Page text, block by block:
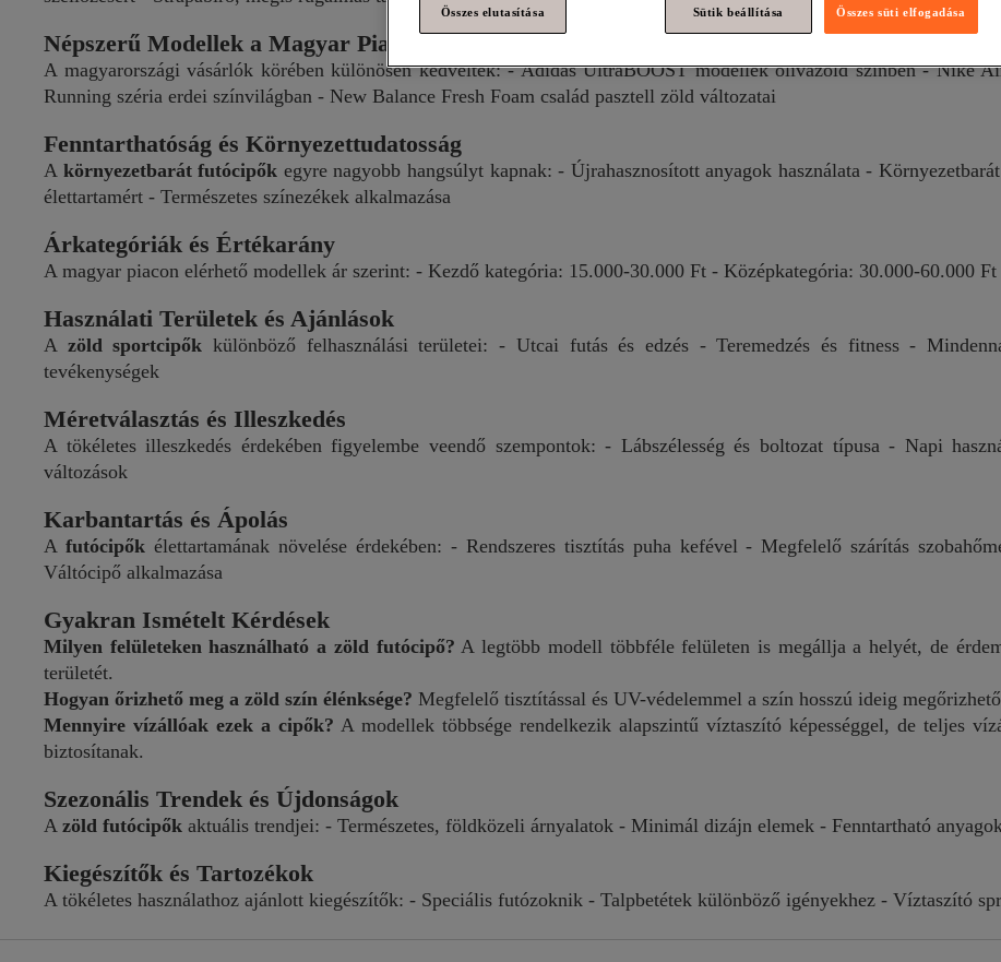
Népszerű Modellek a Magyar Piacon
A magyarországi vásárlók körében különösen kedveltek: - Adidas UltraBOOST modellek olívazöld színben - Nike
Running széria erdei színvilágban - New Balance Fresh Foam család pasztell zöld változatai
Fenntarthatóság és Környezettudatosság
A környezetbarát futócipők egyre nagyobb hangsúlyt kapnak: - Újrahasznosított anyagok használata -
élettartamért - Természetes színezékek alkalmazása
Árkategóriák és Értékarány
A magyar piacon elérhető modellek ár szerint: - Kezdő kategória: 15.000-30.000 Ft - Középkategória: 30.000-60.000
Használati Területek és Ajánlások
A zöld sportcipők különböző felhasználási területei: - Utcai futás és edzés - Teremedzés és fitness -
tevékenységek
Méretválasztás és Illeszkedés
A tökéletes illeszkedés érdekében figyelembe veendő szempontok: - Lábszélesség és boltozat típusa - Napi
változások
Karbantartás és Ápolás
A futócipőkélettartamának növelése érdekében: - Rendszeres tisztítás puha kefével - Megfelelő szárítás
Váltócipő alkalmazása
Gyakran Ismételt Kérdések
Milyen felületeken használható a zöld futócipő? A legtöbb modell többféle felületen is megállja a helyét, de
területét.
Hogyan őrizhető meg a zöld szín élénksége? Megfelelő tisztítással és UV-védelemmel a szín hosszú ideig
Mennyire vízállóak ezek a cipők? A modellek többsége rendelkezik alapszintű víztaszító képességgel, de teljes
biztosítanak.
Szezonális Trendek és Újdonságok
A zöld futócipők aktuális trendjei: - Természetes, földközeli árnyalatok - Minimál dizájn elemek - Fenntartható
Kiegészítők és Tartozékok
A tökéletes használathoz ajánlott kiegészítők: - Speciális futózoknik - Talpbetétek különböző igényekhez - Víztaszító
Összes elutasítása Sütik beállítása Összes süti elfogadása